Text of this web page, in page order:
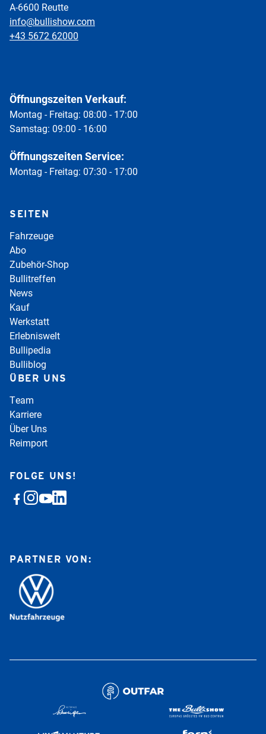
A-6600 Reutte
info@bullishow.com
+43 5672 62000
Öffnungszeiten Verkauf:
Montag - Freitag: 08:00 - 17:00
Samstag: 09:00 - 16:00
Öffnungszeiten Service:
Montag - Freitag: 07:30 - 17:00
SEITEN
Fahrzeuge
Abo
Zubehör-Shop
Bullitreffen
News
Kauf
Werkstatt
Erlebniswelt
Bullipedia
Bulliblog
ÜBER UNS
Team
Karriere
Über Uns
Reimport
FOLGE UNS!
PARTNER VON: